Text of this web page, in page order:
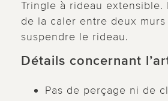
Tringle à rideau extensible.
de la caler entre deux
suspendre le rideau.
Détails concernant
Pas de perçage ni de